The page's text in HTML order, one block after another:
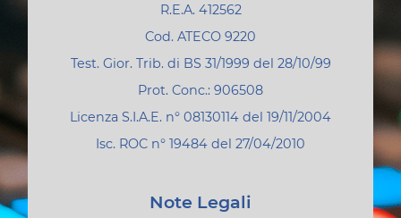
R.E.A. 412562
Cod. ATECO 9220
Test. Gior. Trib. di BS 31/1999 del 28/10/99
Prot. Conc.: 906508
Licenza S.I.A.E. n° 08130114 del 19/11/2004
Isc. ROC n° 19484 del 27/04/2010
Note Legali